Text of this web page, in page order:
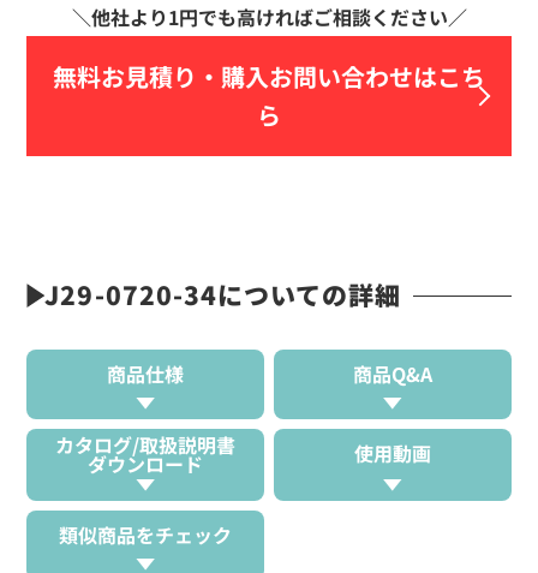
無料お見積り・ 購入お問い合わせはこち
ら
J29-0720-34についての詳細
商品仕様 商品Q&A
カタログ/取扱説明書
ダウンロード 使用動画
類似商品をチェック